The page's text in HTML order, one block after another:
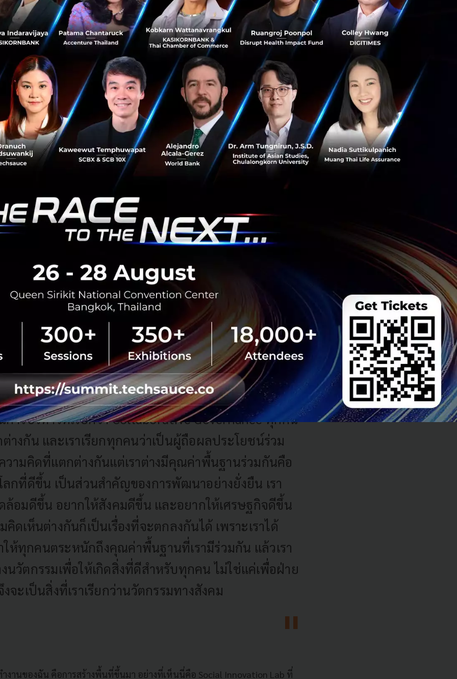
ทำให้คุณมาทำงานกับรัฐบาล
ได้ทำงานให้กับรัฐบาล แต่เป็นการทำงานร่วมกับรัฐบาล ฉันอยู่ระหว่างรัฐบาล
หวทางสังคม เป็นเหมือนจุดเชื่อมต่ออยู่ตรงกลาง พูดให้เห็นภาพง่ายๆ คือเหมือน
ภาษาของฝ่ายบริหารปกครองให้เชื่อมโยงเข้ากับภาษาของกลุ่มการเคลื่อนไหว
าษาของกลุ่มการเคลื่อนไหวทางสังคมให้เชื่อมโยงกับรัฐ เหตุผลที่ฉันมาทำตรงนี้
านี้มันมีช่องว่างระหว่างคนกับกระทรวง หรือระหว่างกระทรวงกับกระทรวงอยู่
ว่างกระทรวงเศรษฐกิจกับกระทรวงสิ่งแวดล้อม หรือช่องว่างระหว่างกระทรวง
วัสดิการทางสังคม มันมีความตึงเครียดอยู่ระหว่างช่องว่างเหล่านั้น
นี้คือรัฐบาลไม่สามารถเป็นผู้บริหารจัดการแต่เพียงฝ่ายเดียวได้อีกต่อไปแล้ว
งคมแล้ว อย่างในกรณีของ #metoo ราวกับว่ากระทรวงต่างๆ ไม่มีความจำเป็น
าชนสามารถบริหารขับเคลื่อนสังคมได้ด้วยตัวเองอีกประเด็นคือในปัจจุบันมีสิ่ง
เช่น Distributed Ledger, Machine Learning และเราก็ไม่สามารถจะไปจัดตั้ง
พื่อรองรับทุกสิ่งที่เกิดขึ้นมาได้ ดังนั้นมันทำให้โมเดลการบริหารจัดการแบบเดิม
สิ่งใหม่ๆ เกิดขึ้นเยอะมาก เช่น Distributed Ledger,
และเราก็ไม่สามารถจะไปจัดตั้งกระทรวงขึ้นมาใหม่
ที่เกิดขึ้นมาได้ ดังนั้นมันทำให้โมเดลการบริหารจัดการ
ด้แล้วนี่จึงเป็นเหตุผลที่พวกเราทำงานเพื่อเสนอสร้าง
การบริหารที่เรียกว่า Collaborative Governance ทุกคน
างกัน และเราเรียกทุกคนว่าเป็นผู้ถือผลประโยชน์ร่วม
วามคิดที่แตกต่างกันแต่เราต่างมีคุณค่าพื้นฐานร่วมกันคือ
ลกที่ดีขึ้น เป็นส่วนสำคัญของการพัฒนาอย่างยั่งยืน เรา
ล้อมดีขึ้น อยากให้สังคมดีขึ้น และอยากให้เศรษฐกิจดีขึ้น
ดเห็นต่างกันก็เป็นเรื่องที่จะตกลงกันได้ เพราะเราได้
ห้ทุกคนตระหนักถึงคุณค่าพื้นฐานที่เรามีร่วมกัน แล้วเรา
นวัตกรรมเพื่อให้เกิดสิ่งที่ดีสำหรับทุกคน ไม่ใช่แค่เพื่อฝ่าย
จะเป็นสิ่งที่เราเรียกว่านวัตกรรมทางสังคม
งานของฉัน คือการสร้างพื้นที่ขึ้นมา อย่างที่เห็นนี่คือ Social Innovation Lab ที่